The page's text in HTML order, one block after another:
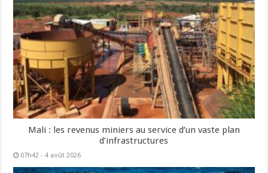
Mali : les revenus miniers au service d’un vaste plan
d’infrastructures
07h42 - 4 août 2026